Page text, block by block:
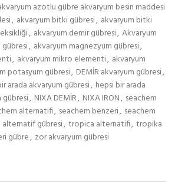
azotlu gübre akvaryum besin maddesi
, akvaryum bitki gübresi, akvaryum bitki
, akvaryum demir gübresi, Akvaryum
, akvaryum magnezyum gübresi,
, akvaryum mikro elementi, akvaryum
potasyum gübresi, DEMİR akvaryum gübresi,
arada akvaryum gübresi, hepsi bir arada
gübresi, NIXA DEMİR, NIXA IRON, seachem
alternatifi, seachem benzeri, seachem
gübresi, tropica alternatifi, tropika
gübre, zor akvaryum gübresi